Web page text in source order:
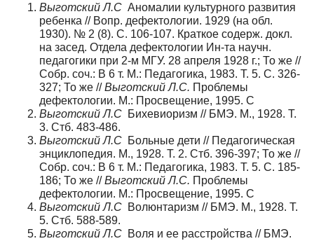
Выготский Л.С Аномалии культурного развития
ребенка // Вопр. дефектологии. 1929 (на обл.
1930). № 2 (8). С. 106-107. Краткое содерж. докл.
на засед. Отдела дефектологии Ин-та научн.
педагогики при 2-м МГУ. 28 апреля 1928 г.; То же //
Собр. соч.: В 6 т. М.: Педагогика, 1983. Т. 5. С. 326-
327; То же //Выготский Л.С. Проблемы
дефектологии. М.: Просвещение, 1995. С
Выготский Л.С Бихевиоризм // БМЭ. М., 1928. Т.
3. Стб. 483-486.
Выготский Л.С Больные дети // Педагогическая
энциклопедия. М., 1928. Т. 2. Стб. 396-397; То же //
Собр. соч.: В 6 т. М.: Педагогика, 1983. Т. 5. С. 185-
186; То же //Выготский Л.С. Проблемы
дефектологии. М.: Просвещение, 1995. С
Выготский Л.С Волюнтаризм // БМЭ. М., 1928. Т.
5. Стб. 588-589.
Выготский Л.С Воля и ее расстройства // БМЭ.